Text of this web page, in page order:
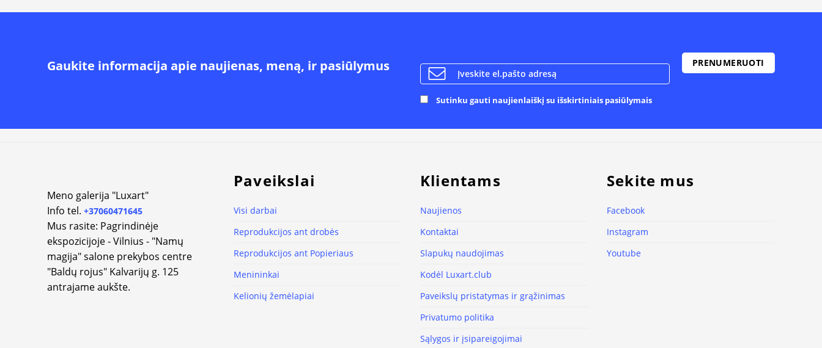
Gaukite informacija apie naujienas, meną, ir pasiūlymus
Sutinku gauti naujienlaiškį su išskirtiniais pasiūlymais
Meno galerija "Luxart"
Info tel. +37060471645
Mus rasite: Pagrindinėje
ekspozicijoje - Vilnius - "Namų
magija" salone prekybos centre
"Baldų rojus" Kalvarijų g. 125
antrajame aukšte.
Paveikslai
Visi darbai
Reprodukcijos ant drobės
Reprodukcijos ant Popieriaus
Menininkai
Kelionių žemėlapiai
Klientams
Naujienos
Kontaktai
Slapukų naudojimas
Kodėl Luxart.club
Paveikslų pristatymas ir grąžinimas
Privatumo politika
Sąlygos ir įsipareigojimai
Sekite mus
Facebook
Instagram
Youtube